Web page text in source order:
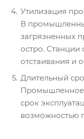
Утилизация
В
загрязненных
остро. Станции
отстаивания и
Длительный
Промышленное
срок
возможностью